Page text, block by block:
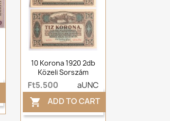
10 Korona 1920 2db
Közeli Sorszám
Ft5,500 aUNC
 ADD TO CART